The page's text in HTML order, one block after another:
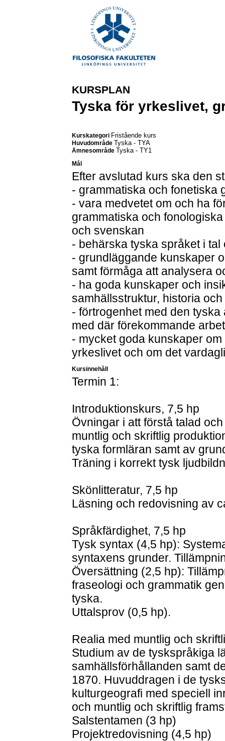
KURSPLAN
Tyska för yrkeslivet,
Kurskategori Fristående kurs
Huvudområde Tyska - TYA
Ämnesområde Tyska - TY1
Mål
Efter avslutad kurs ska den
- grammatiska och fonetiska
- vara medvetet om och ha
grammatiska och
och svenskan
- behärska tyska språket i tal
- grundläggande kunskaper
samt förmåga att analysera
- ha goda kunskaper och
samhällsstruktur, historia
- förtrogenhet med den
med där förekommande
- mycket goda kunskaper
yrkeslivet och om det
Kursinnehåll
Termin 1:
Introduktionskurs, 7,5 hp
Övningar i att förstå talad
muntlig och skriftlig
tyska formläran samt av
Träning i korrekt tysk
Skönlitteratur, 7,5 hp
Läsning och redovisning av
Språkfärdighet, 7,5 hp
Tysk syntax (4,5 hp):
syntaxens grunder.
Översättning (2,5 hp):
fraseologi och grammatik
tyska.
Uttalsprov (0,5 hp).
Realia med muntlig och
Studium av de tyskspråkiga
samhällsförhållanden samt
1870. Huvuddragen i de
kulturgeografi med speciell
och muntlig och skriftlig
Salstentamen (3 hp)
Projektredovisning (4,5 hp)